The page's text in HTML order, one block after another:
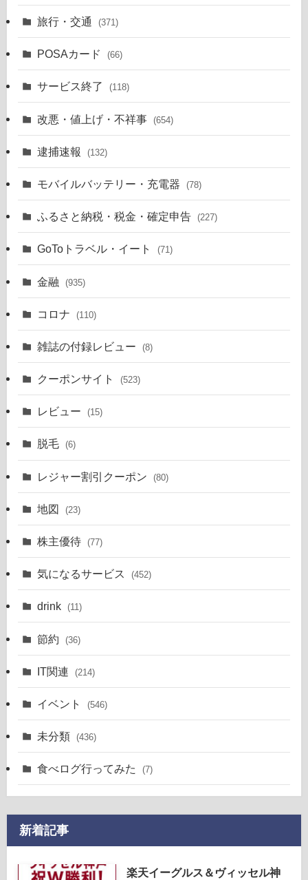
旅行・交通 (371)
POSAカード (66)
サービス終了 (118)
改悪・値上げ・不祥事 (654)
逮捕速報 (132)
モバイルバッテリー・充電器 (78)
ふるさと納税・税金・確定申告 (227)
GoToトラベル・イート (71)
金融 (935)
コロナ (110)
雑誌の付録レビュー (8)
クーポンサイト (523)
レビュー (15)
脱毛 (6)
レジャー割引クーポン (80)
地図 (23)
株主優待 (77)
気になるサービス (452)
drink (11)
節約 (36)
IT関連 (214)
イベント (546)
未分類 (436)
食べログ行ってみた (7)
新着記事
楽天イーグルス＆ヴィッセル神